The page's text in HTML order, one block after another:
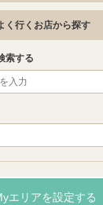
く行くお店から探す
索する
エリアを設定する